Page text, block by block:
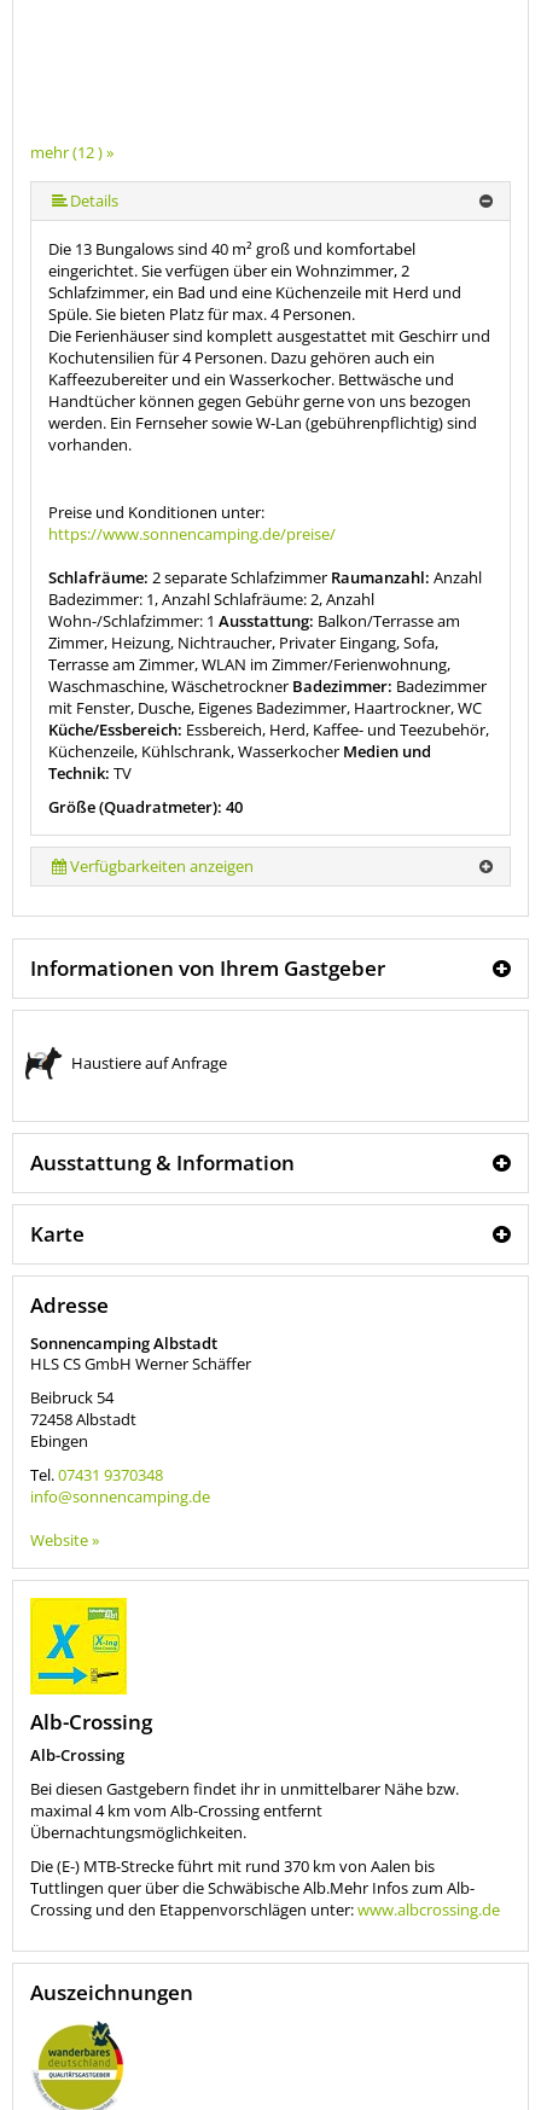
mehr (12 ) »
mehr (12 ) »
mehr (12 ) »
mehr (12 ) »
mehr (12 ) »
mehr (12 ) »
mehr (12 ) »
mehr (12 ) »
mehr (12 ) »
Details
Die 13 Bungalows sind 40 m² groß und komfortabel
eingerichtet. Sie verfügen über ein Wohnzimmer, 2
Schlafzimmer, ein Bad und eine Küchenzeile mit Herd und
Spüle. Sie bieten Platz für max. 4 Personen.
Die Ferienhäuser sind komplett ausgestattet mit Geschirr und
Kochutensilien für 4 Personen. Dazu gehören auch ein
Kaffeezubereiter und ein Wasserkocher. Bettwäsche und
Handtücher können gegen Gebühr gerne von uns bezogen
werden. Ein Fernseher sowie W-Lan (gebührenpflichtig) sind
vorhanden.
Preise und Konditionen unter:
https://www.sonnencamping.de/preise/
Schlafräume: 2 separate Schlafzimmer Raumanzahl: Anzahl
Badezimmer: 1, Anzahl Schlafräume: 2, Anzahl
Wohn-/Schlafzimmer: 1 Ausstattung: Balkon/Terrasse am
Zimmer, Heizung, Nichtraucher, Privater Eingang, Sofa,
Terrasse am Zimmer, WLAN im Zimmer/Ferienwohnung,
Waschmaschine, Wäschetrockner Badezimmer: Badezimmer
mit Fenster, Dusche, Eigenes Badezimmer, Haartrockner, WC
Küche/Essbereich: Essbereich, Herd, Kaffee- und Teezubehör,
Küchenzeile, Kühlschrank, Wasserkocher Medien und
Technik: TV
Größe (Quadratmeter): 40
Verfügbarkeiten anzeigen
Informationen von Ihrem Gastgeber
Haustiere auf Anfrage
Ausstattung & Information
Karte
Adresse
Sonnencamping Albstadt
HLS CS GmbH Werner Schäffer
Beibruck 54
72458Albstadt
Ebingen
Tel.07431 9370348
info@sonnencamping.de
Website »
Alb-Crossing
Alb-Crossing
Bei diesen Gastgebern findet ihr in unmittelbarer Nähe bzw.
maximal 4 km vom Alb-Crossing entfernt
Übernachtungsmöglichkeiten.
Die (E-) MTB-Strecke führt mit rund 370 km von Aalen bis
Tuttlingen quer über die Schwäbische Alb.Mehr Infos zum Alb-
Crossing und den Etappenvorschlägen unter:www.albcrossing.de
Auszeichnungen